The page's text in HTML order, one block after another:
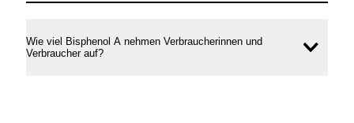
Wie viel Bisphenol A nehmen Verbraucherinnen und
Verbraucher auf?